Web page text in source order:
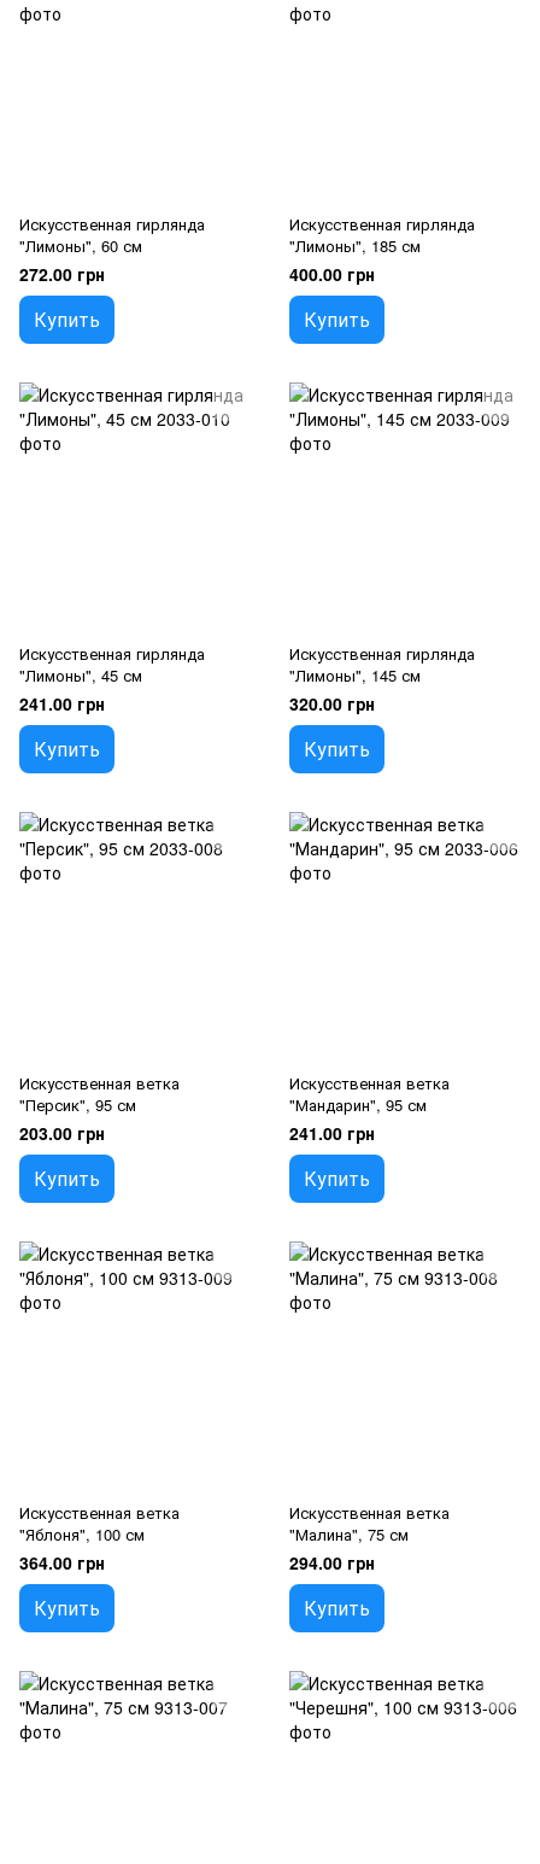
Искусственная гирлянда
"Лимоны", 60 см
272.00 грн
Купить
Искусственная гирлянда
"Лимоны", 185 см
400.00 грн
Купить
Искусственная гирлянда
"Лимоны", 45 см
241.00 грн
Купить
Искусственная гирлянда
"Лимоны", 145 см
320.00 грн
Купить
Искусственная ветка
"Персик", 95 см
203.00 грн
Купить
Искусственная ветка
"Мандарин", 95 см
241.00 грн
Купить
Искусственная ветка
"Яблоня", 100 см
364.00 грн
Купить
Искусственная ветка
"Малина", 75 см
294.00 грн
Купить